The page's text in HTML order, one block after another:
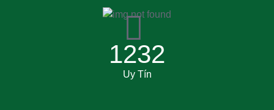
1232
Uy Tín